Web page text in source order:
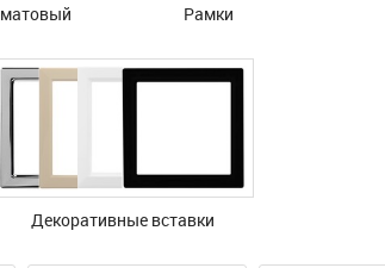
Рамки
Декоративные вставки